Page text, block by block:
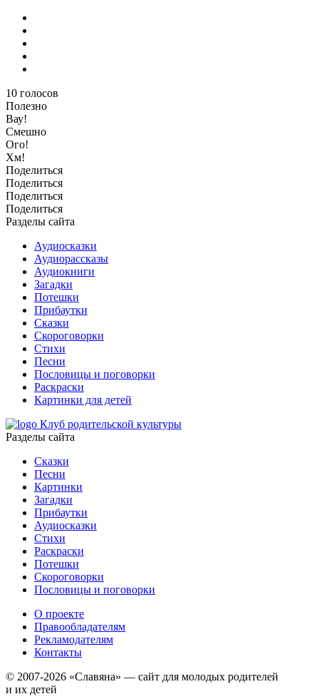
10 голосов
Полезно
Вау!
Смешно
Ого!
Хм!
Поделиться
Поделиться
Поделиться
Поделиться
Разделы сайта
Аудиосказки
Аудиорассказы
Аудиокниги
Загадки
Потешки
Прибаутки
Сказки
Скороговорки
Стихи
Песни
Пословицы и поговорки
Раскраски
Картинки для детей
Клуб родительской культуры
Разделы сайта
Сказки
Песни
Картинки
Загадки
Прибаутки
Аудиосказки
Стихи
Раскраски
Потешки
Скороговорки
Пословицы и поговорки
О проекте
Правообладателям
Рекламодателям
Контакты
© 2007-2026 «Славяна» — сайт для молодых родителей
и их детей